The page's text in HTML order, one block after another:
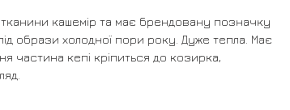
кашемір та має брендовану позначку
образи холодної пори року. Дуже тепла. Має
частина кепі кріпиться до козирка,